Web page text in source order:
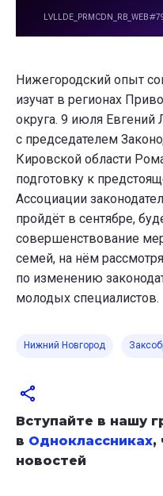
Нижегородский опыт
изучат в регионах
округа. 9 июля
с председателем
Кировской области
подготовку к
Ассоциации
пройдёт в сентябре,
совершенствование
семей, на нём
по изменению
молодых специалистов.
Нижний Новгород
Вступайте в нашу
в Одноклассниках,
новостей